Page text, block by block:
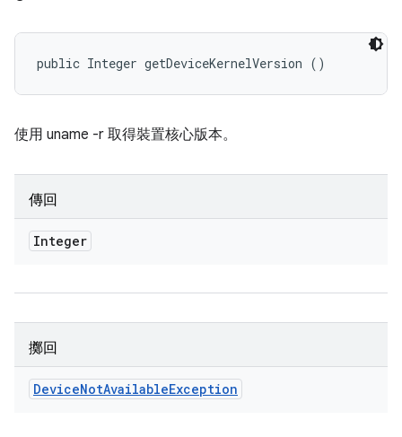
public Integer getDeviceKernelVersion ()
使用 uname -r 取得裝置核心版本。
傳回
Integer
擲回
DeviceNotAvailableException